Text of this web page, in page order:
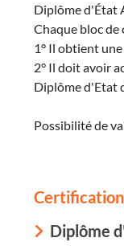
Diplôme d'État
Chaque bloc
1° Il obtient
2° Il doit avoir
Diplôme d'Etat
Possibilité de
Diplôme